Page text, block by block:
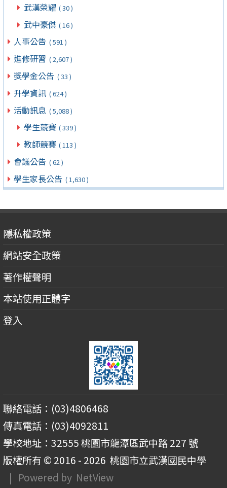
武漢榮耀 ( 30 )
武中豪傑 ( 16 )
人事公告 ( 591 )
進修研習 ( 2,607 )
獎學金公告 ( 33 )
升學資訊 ( 624 )
活動訊息 ( 5,088 )
學生競賽 ( 339 )
教師競賽 ( 113 )
會議公告 ( 62 )
學生家長公告 ( 1,630 )
隱私權政策
網站安全政策
著作權聲明
本站使用正體字
登入
聯絡電話：(03)4806468
傳真電話：(03)4092811
學校地址：32555 桃園市龍潭區武中路 227 號
版權所有 © 2016 - 2026 桃園市立武漢國民中學
| Powered by NetView